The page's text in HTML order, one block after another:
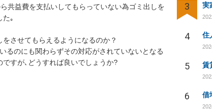
共益費を支払いしてもらっていない為ゴミ出しを
た｡
させてもらえるようになるのか？
るのにも関わらずその対応がされていないとなる
すが､どうすれば良いでしょうか?
3 実
4
5
6